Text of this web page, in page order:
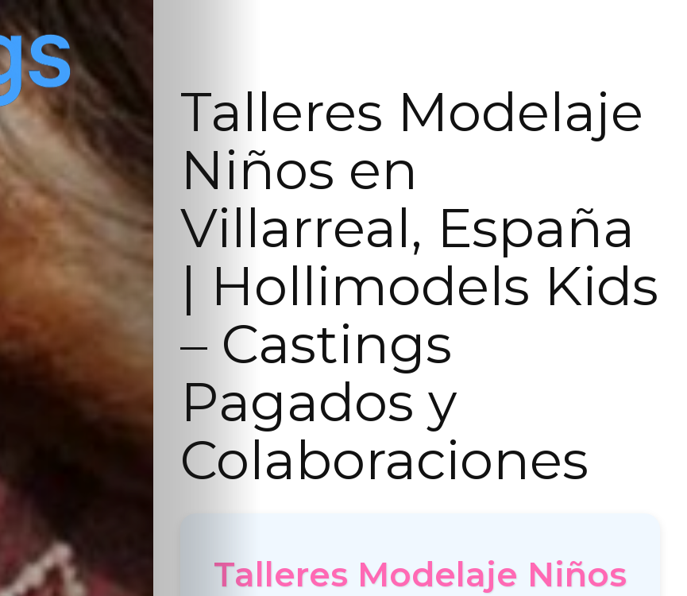
Talleres Modelaje
Niños en
Villarreal, España
| Hollimodels Kids
– Castings
Pagados y
Colaboraciones
Talleres Modelaje Niños